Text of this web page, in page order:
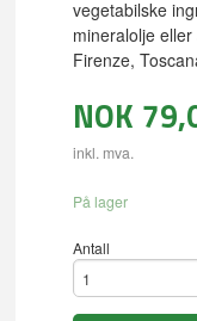
vegetabilske
mineralolje
Firenze,
NOK
inkl. mva.
På lager
Antall